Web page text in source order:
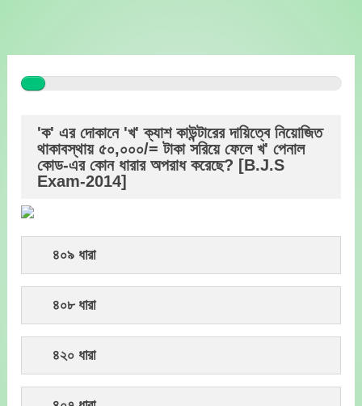
'ক' এর দোকানে 'খ' ক্যাশ কাউন্টারের দায়িত্বে নিয়োজিত
থাকাবস্থায় ৫০,০০০/= টাকা সরিয়ে ফেলে খ' পেনাল
কোড-এর কোন ধারার অপরাধ করেছে? [B.J.S
Exam-2014]
৪০৯ ধারা
৪০৮ ধারা
৪২০ ধারা